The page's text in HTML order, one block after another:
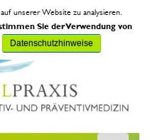
unserer Website zu analysieren.
Sie der Verwendung von
Datenschutzhinweise